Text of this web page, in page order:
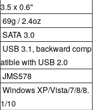
3.5 x 0.6"
69g / 2.4oz
SATA 3.0
USB 3.1, backward comp
atible with USB 2.0
JMS578
Windows XP/Vista/7/8/8.
1/10